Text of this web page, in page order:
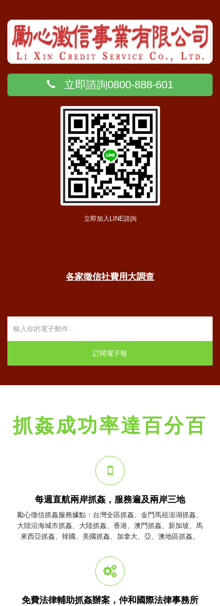
立即諮詢0800-888-601
立即加入LINE諮詢
各家徵信社費用大調查
抓姦成功率達百分百
每週直航兩岸抓姦，服務遍及兩岸三地
勵心徵信抓姦服務據點：台灣全區抓姦、金門馬祖澎湖抓姦、
大陸沿海城市抓姦、大陸抓姦、香港、澳門抓姦、新加坡、馬
來西亞抓姦、韓國、美國抓姦、加拿大、亞、澳地區抓姦。
免費法律輔助抓姦辦案，仲和國際法律事務所